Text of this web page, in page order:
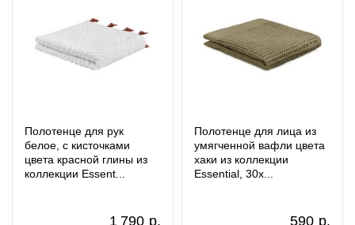
Полотенце для рук
белое, с кисточками
цвета красной глины из
коллекции Essent...
1 790 р.
Полотенце для лица из
умягченной вафли цвета
хаки из коллекции
Essential, 30x...
590 р.